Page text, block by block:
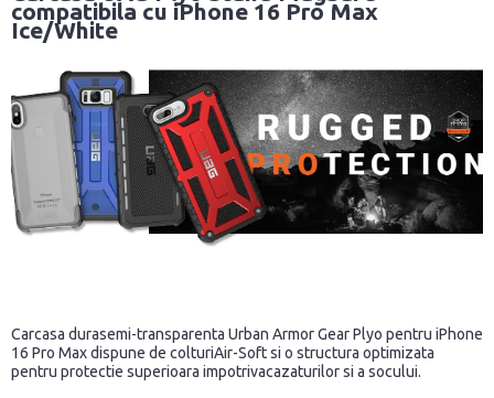
compatibila cu iPhone 16 Pro Max
Ice/White
Carcasa durasemi-transparenta Urban Armor Gear Plyo pentru iPhone
16 Pro Max dispune de colturiAir-Soft si o structura optimizata
pentru protectie superioara impotrivacazaturilor si a socului.